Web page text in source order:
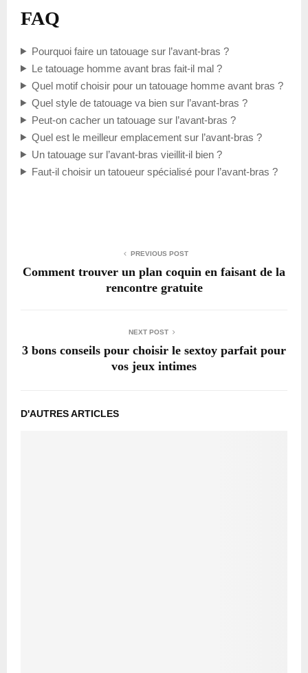
FAQ
Pourquoi faire un tatouage sur l’avant-bras ?
Le tatouage homme avant bras fait-il mal ?
Quel motif choisir pour un tatouage homme avant bras ?
Quel style de tatouage va bien sur l’avant-bras ?
Peut-on cacher un tatouage sur l’avant-bras ?
Quel est le meilleur emplacement sur l’avant-bras ?
Un tatouage sur l’avant-bras vieillit-il bien ?
Faut-il choisir un tatoueur spécialisé pour l’avant-bras ?
PREVIOUS POST
Comment trouver un plan coquin en faisant de la
rencontre gratuite
NEXT POST
3 bons conseils pour choisir le sextoy parfait pour
vos jeux intimes
D'AUTRES ARTICLES